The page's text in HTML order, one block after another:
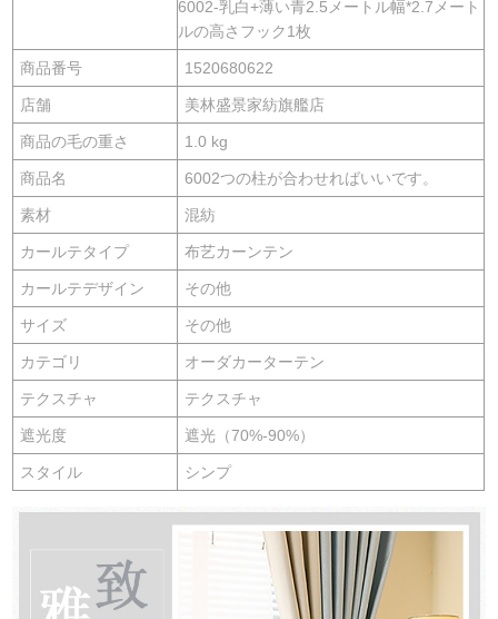
6002-乳白+薄い青2.5メートル幅*2.7メート
ルの高さフック1枚
商品番号 1520680622
店舗 美林盛景家紡旗艦店
商品の毛の重さ 1.0 kg
商品名 6002つの柱が合わせればいいです。
素材 混紡
カールテタイプ 布艺カーンテン
カールテデザイン その他
サイズ その他
カテゴリ オーダカーターテン
テクスチャ テクスチャ
遮光度 遮光（70%-90%）
スタイル シンプ